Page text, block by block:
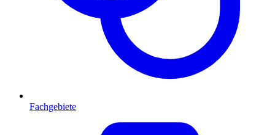
Fachgebiete